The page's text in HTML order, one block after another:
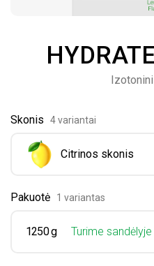
Skonis 4 variantai
Citrinos skonis
Pakuotė 1 variantas
1250 g Turime sandėlyje